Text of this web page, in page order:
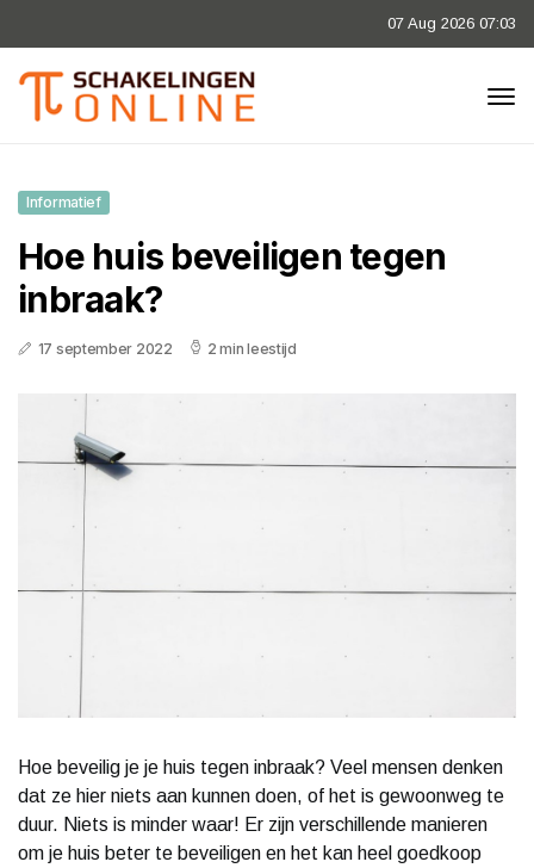
07 Aug 2026 07:03
Informatief
Hoe huis beveiligen tegen
inbraak?
17 september 2022 2 min leestijd
Hoe beveilig je je huis tegen inbraak? Veel mensen denken
dat ze hier niets aan kunnen doen, of het is gewoonweg te
duur. Niets is minder waar! Er zijn verschillende manieren
om je huis beter te beveiligen en het kan heel goedkoop